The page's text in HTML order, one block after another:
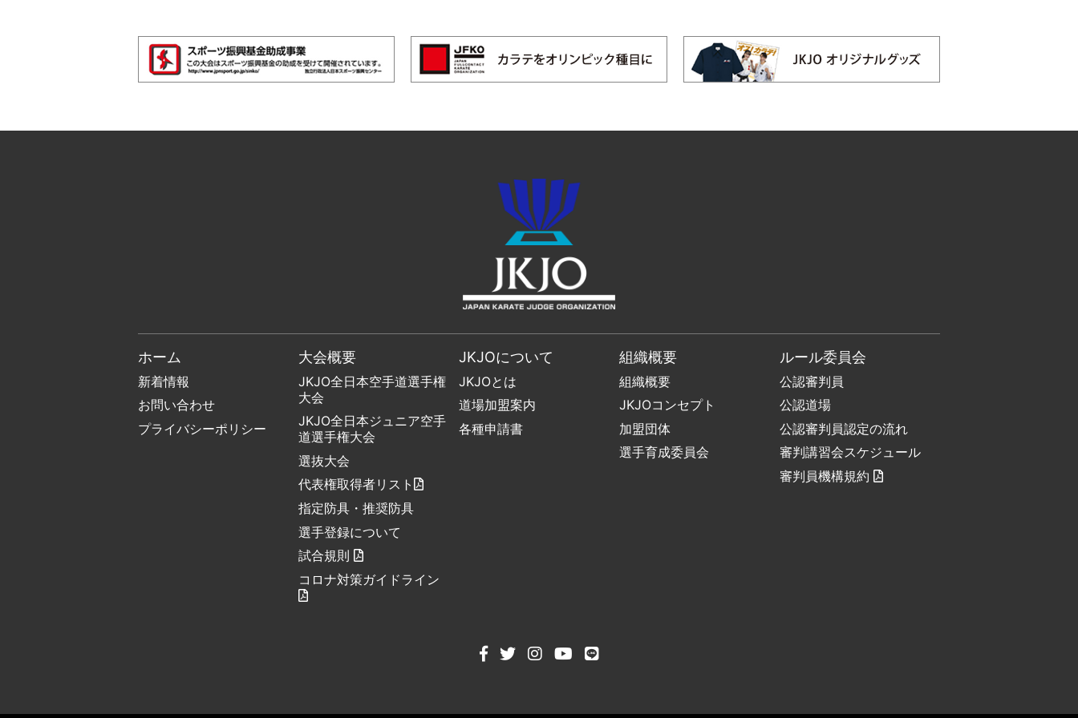
ホーム
新着情報
お問い合わせ
プライバシーポリシー
大会概要
JKJO全日本空手道選手権
大会
JKJO全日本ジュニア空手
道選手権大会
選抜大会
代表権取得者リスト
指定防具・推奨防具
選手登録について
試合規則
コロナ対策ガイドライン
JKJOについて
JKJOとは
道場加盟案内
各種申請書
組織概要
組織概要
JKJOコンセプト
加盟団体
選手育成委員会
ルール委員会
公認審判員
公認道場
公認審判員認定の流れ
審判講習会スケジュール
審判員機構規約